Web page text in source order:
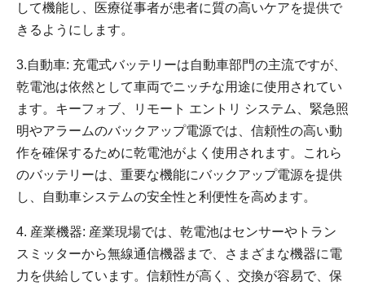
して機能し、医療従事者が患者に質の高いケアを提供で
きるようにします。
3.自動車: 充電式バッテリーは自動車部門の主流ですが、
乾電池は依然として車両でニッチな用途に使用されてい
ます。キーフォブ、リモート エントリ システム、緊急照
明やアラームのバックアップ電源では、信頼性の高い動
作を確保するために乾電池がよく使用されます。これら
のバッテリーは、重要な機能にバックアップ電源を提供
し、自動車システムの安全性と利便性を高めます。
4. 産業機器: 産業現場では、乾電池はセンサーやトラン
スミッターから無線通信機器まで、さまざまな機器に電
力を供給しています。信頼性が高く、交換が容易で、保